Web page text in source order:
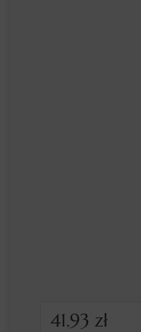
41.93zł